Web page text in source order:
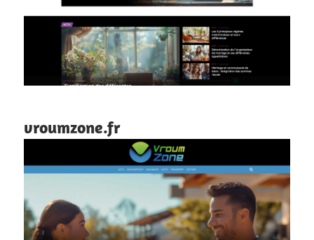
vroumzone.fr